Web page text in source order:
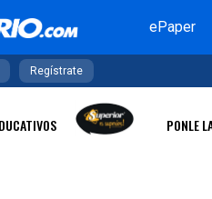
ePaper
Regístrate
PONLE